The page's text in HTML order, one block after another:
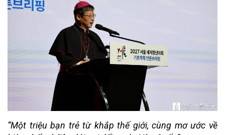
“Một triệu bạn trẻ từ khắp thế giới, cùng mơ ước về